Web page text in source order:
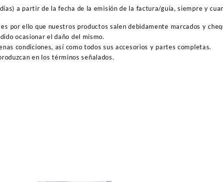
a partir de la fecha de la emisión de la factura/guía, siempre y
por ello que nuestros productos salen debidamente marcados y
ocasionar el daño del mismo.
condiciones, así como todos sus accesorios y partes completas.
en los términos señalados.